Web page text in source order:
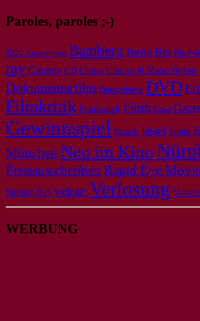
Paroles, paroles ;-)
2022 Ausgehtipps Bamberg Berlin Bio Bio-
ray Cannes CD China Christoph Maria Herbst
Dokumentarfilm Dutzendteich DVD
Filmkritik Frankreich Fürth Gaza
Gewinnspiel Hirsch Israel Japan
München Neu im Kino
Preisausschreiben Rapid Eye
Spiess USA vegan Verlosung
WERBUNG